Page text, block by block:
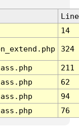
Line
14
324
211
62
94
76